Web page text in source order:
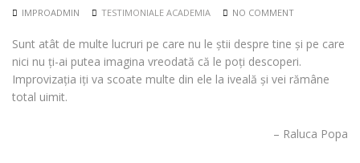
IMPROADMIN TESTIMONIALE ACADEMIA NO COMMENT
Sunt atât de multe lucruri pe care nu le știi despre tine și pe care
nici nu ți-ai putea imagina vreodată că le poți descoperi.
Improvizația iți va scoate multe din ele la iveală și vei rămâne
total uimit.
Raluca Popa